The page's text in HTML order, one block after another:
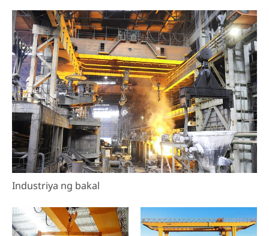
Industriya ng bakal